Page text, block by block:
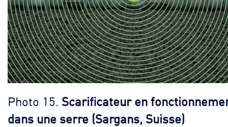
Photo 15. Scarificateur en
dans une serre (Sargans, Suisse)